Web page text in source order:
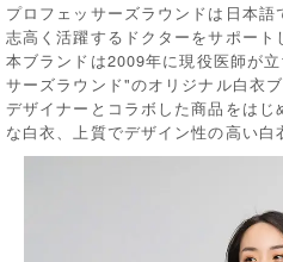
プロフェッサーズラウンドは日本
志高く活躍するドクターをサポート
本ブランドは2009年に現役医師が
サーズラウンド"のオリジナル白衣
デザイナーとコラボした商品をは
な白衣、上質でデザイン性の高い白